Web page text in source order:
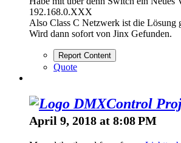
192.168.0.XXX
Also Class C Netzwerk ist die Lösung
Wird dann sofort von Jinx Gefunden.
Report Content
Quote
April 9, 2018 at 8:08 PM